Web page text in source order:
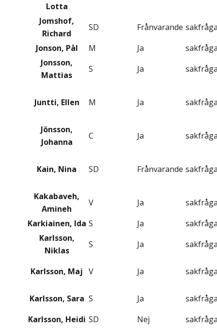
Lotta
Jomshof,
Richard
SD Frånvarande
Jonson, Pål
M Ja
Jonsson,
Mattias
S Ja
Juntti, Ellen M Ja
Jönsson,
Johanna
C Ja
Kain, Nina SD Frånvarande
Kakabaveh,
Amineh
V Ja
Karkiainen, Ida S Ja
Karlsson,
Niklas
S Ja
Karlsson, Maj V Ja
Karlsson, Sara S Ja
Karlsson, Heidi SD Nej